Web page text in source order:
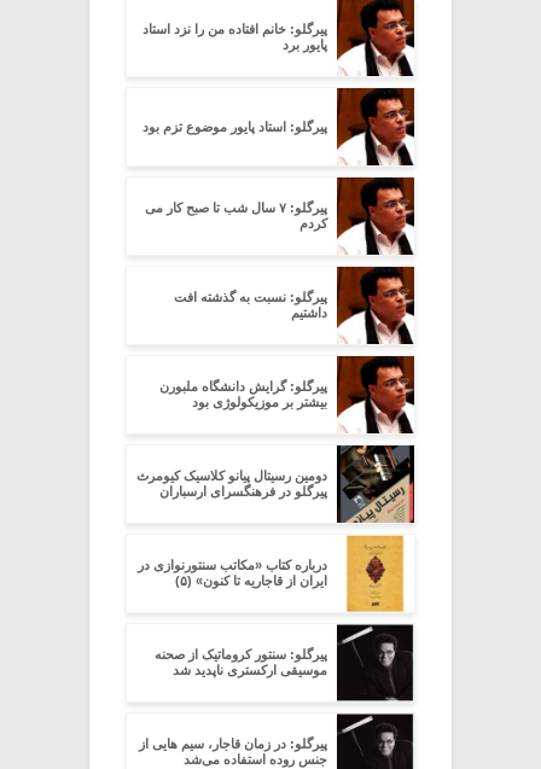
پیرگلو: خانم افتاده من را نزد استاد
پایور برد
پیرگلو: استاد پایور موضوع تزم بود
پیرگلو: ۷ سال شب تا صبح کار می
کردم
پیرگلو: نسبت به گذشته افت
داشتیم
پیرگلو: گرایش دانشگاه ملبورن
بیشتر بر موزیکولوژی بود
دومین رسیتال پیانو کلاسیک کیومرث
پیرگلو در فرهنگسرای ارسباران
درباره کتاب «مکاتب سنتورنوازی در
ایران از قاجاریه تا کنون» (۵)
پیرگلو: سنتور کروماتیک از صحنه
موسیقی ارکستری ناپدید شد
پیرگلو: در زمان قاجار، سیم هایی از
جنس روده استفاده ‌می‌شد